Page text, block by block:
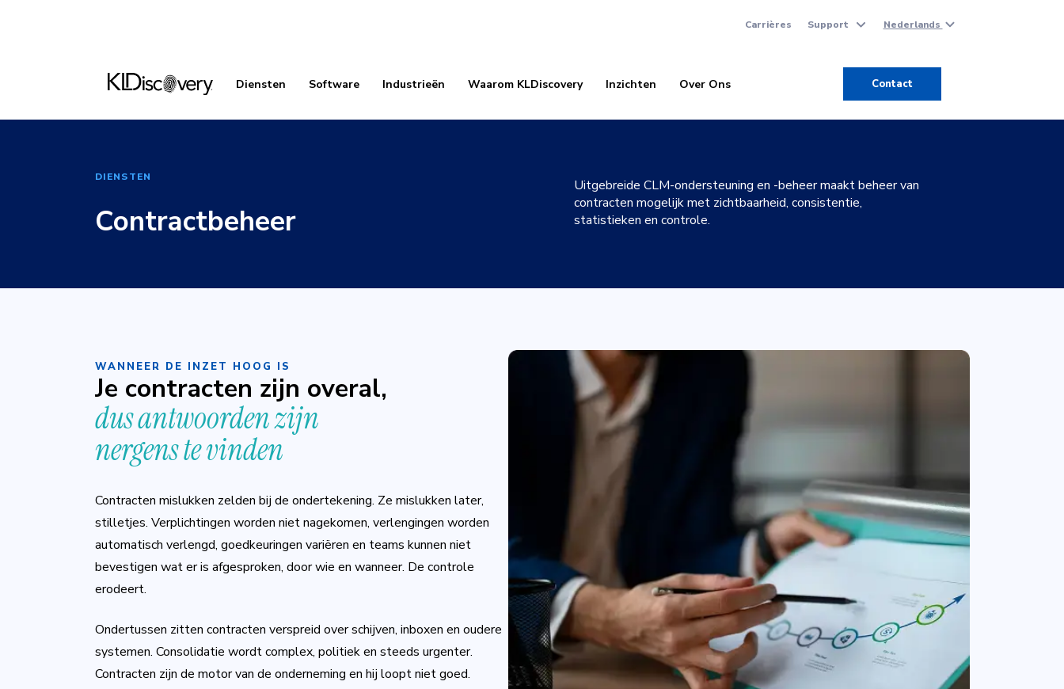
Carrières Support Nederlands
Diensten Software Industrieën Waarom KLDiscovery Inzichten Over Ons Contact
DIENSTEN
Contractbeheer
Uitgebreide CLM-ondersteuning en -beheer maakt beheer van
contracten mogelijk met zichtbaarheid, consistentie,
statistieken en controle.
WANNEER DE INZET HOOG IS
Je contracten zijn overal,
dus antwoorden zijn
nergens te vinden
Contracten mislukken zelden bij de ondertekening. Ze mislukken later,
stilletjes. Verplichtingen worden niet nagekomen, verlengingen worden
automatisch verlengd, goedkeuringen variëren en teams kunnen niet
bevestigen wat er is afgesproken, door wie en wanneer. De controle
erodeert.
Ondertussen zitten contracten verspreid over schijven, inboxen en oudere
systemen. Consolidatie wordt complex, politiek en steeds urgenter.
Contracten zijn de motor van de onderneming en hij loopt niet goed.